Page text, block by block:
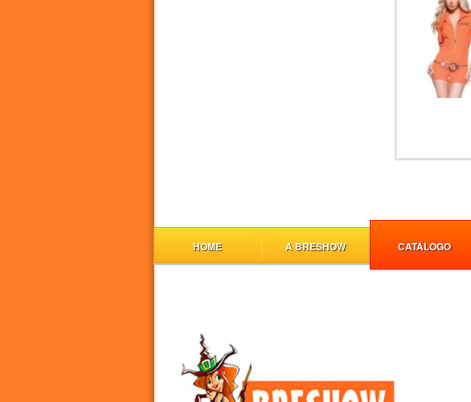
HOME A BRESHOW CATÁLOGO